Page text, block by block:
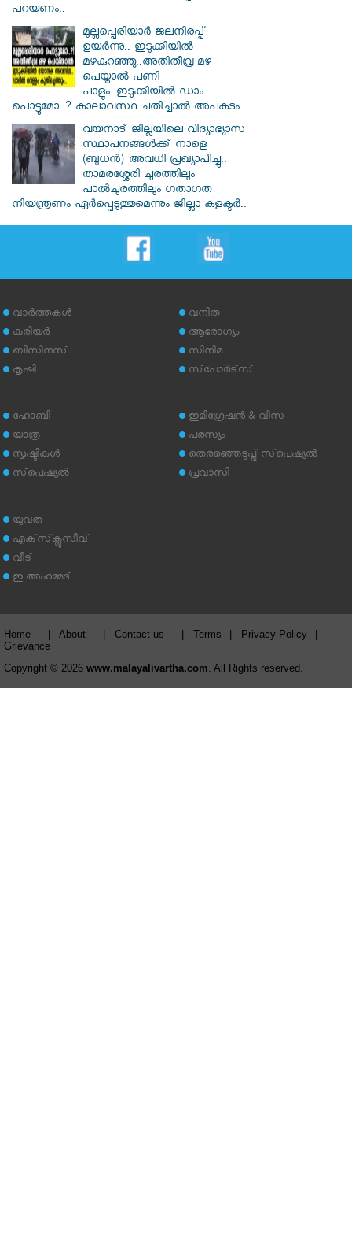
പറയണം..
മുല്ലപ്പെരിയാർ ജലനിരപ്പ്
ഉയർന്നു.. ഇടുക്കിയിൽ
മഴകുറഞ്ഞു..അതിതീവ്ര മഴ
പെയ്താൽ പണി
പാളും..ഇടുക്കിയിൽ ഡാം
പൊട്ടുമോ..? കാലാവസ്ഥ ചതിച്ചാൽ അപകടം..
വയനാട് ജില്ലയിലെ വിദ്യാഭ്യാസ
സ്ഥാപനങ്ങൾക്ക് നാളെ
(ബുധൻ) അവധി പ്രഖ്യാപിച്ചു..
താമരശ്ശേരി ചുരത്തിലും
പാൽചുരത്തിലും ഗതാഗത
നിയന്ത്രണം ഏർപ്പെടുത്തുമെന്നും ജില്ലാ കളക്ടർ..
വാര്‍ത്തകള്‍
കരിയര്‍
ബിസിനസ്
കൃഷി
വനിത
ആരോഗ്യം
സിനിമ
സ്‌പോര്‍ട്‌സ്
ഹോബി
യാത്ര
സൃഷ്ടികള്‍
സ്‌പെഷ്യല്‍
ഇമിഗ്രേഷന്‍ & വിസ
പരസ്യം
തെരഞ്ഞെടുപ്പ് സ്‌പെഷ്യല്‍
പ്രവാസി
യുവത
എക്‌സ്‌ക്ലൂസീവ്
വീട്
ഇ അഹമ്മദ്‌
Home About Contact us Terms Privacy Policy
Grievance
Copyright © 2026 www.malayalivartha.com . All Rights reserved.